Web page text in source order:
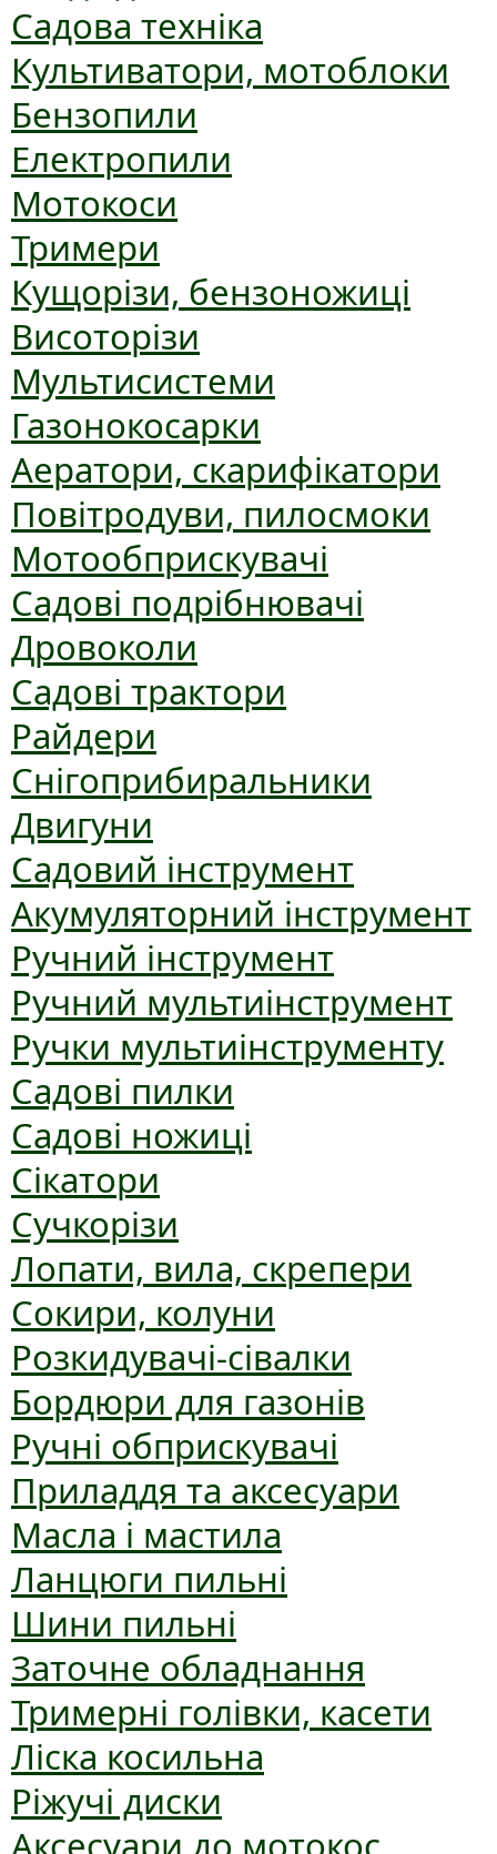
Садова техніка
Культиватори, мотоблоки
Бензопили
Електропили
Мотокоси
Тримери
Кущорізи, бензоножиці
Висоторізи
Мультисистеми
Газонокосарки
Аератори, скарифікатори
Повітродуви, пилосмоки
Мотообприскувачі
Садові подрібнювачі
Дровоколи
Садові трактори
Райдери
Снігоприбиральники
Двигуни
Садовий інструмент
Акумуляторний інструмент
Ручний інструмент
Ручний мультиінструмент
Ручки мультиінструменту
Садові пилки
Садові ножиці
Сікатори
Сучкорізи
Лопати, вила, скрепери
Сокири, колуни
Розкидувачі-сівалки
Бордюри для газонів
Ручні обприскувачі
Приладдя та аксесуари
Масла і мастила
Ланцюги пильні
Шини пильні
Заточне обладнання
Тримерні голівки, касети
Ліска косильна
Ріжучі диски